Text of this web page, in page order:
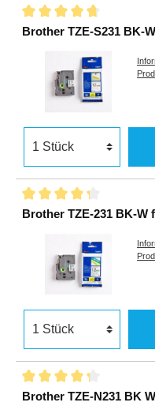
Brother TZE-S231 BK-
Brother TZE-231 BK-
Brother TZE-N231 BK